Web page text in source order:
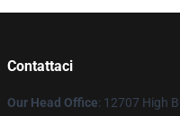
Contattaci
Our Head Office: 12707 High